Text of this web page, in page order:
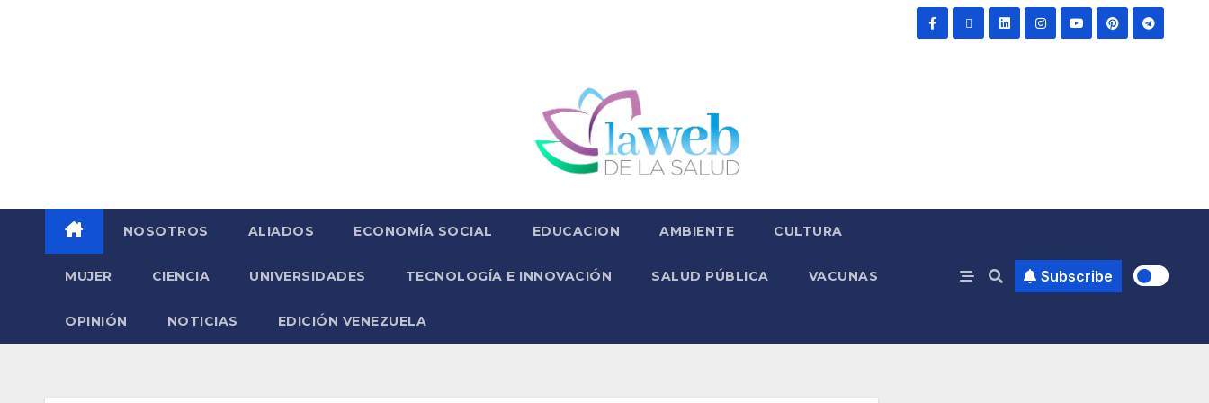
NOSOTROS ALIADOS ECONOMÍA SOCIAL EDUCACION AMBIENTE CULTURA
MUJER CIENCIA UNIVERSIDADES TECNOLOGÍA E INNOVACIÓN SALUD PÚBLICA VACUNAS
OPINIÓN NOTICIAS EDICIÓN VENEZUELA
Subscribe